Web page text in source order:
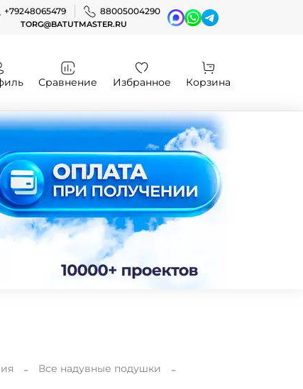
+79248065479 88005004290
TORG@BATUTMASTER.RU
Сравнение Избранное Корзина
Все надувные подушки